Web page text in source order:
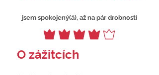
jsem spokojený(á), až na pár drobností
O zážitcích